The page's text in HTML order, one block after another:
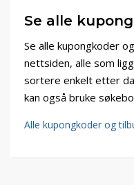
Se alle
Se alle kupongkoder
nettsiden, alle som
sortere enkelt etter
kan også bruke
Alle kupongkoder og